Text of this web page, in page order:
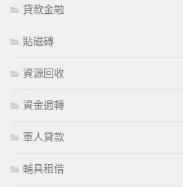
貸款金融
貼磁磚
資源回收
資金週轉
軍人貸款
輔具租借